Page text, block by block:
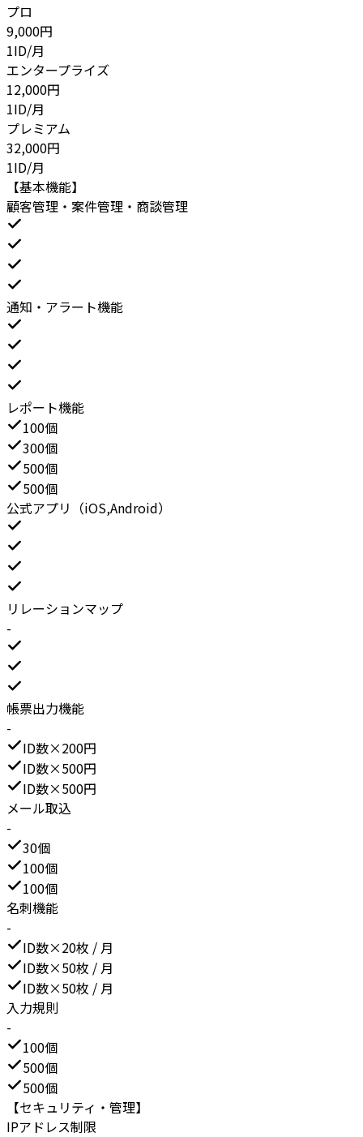
プロ
9,000円
1ID/月
エンタープライズ
12,000円
1ID/月
プレミアム
32,000円
1ID/月
【基本機能】
顧客管理・案件管理・商談管理
通知・アラート機能
レポート機能
100個
300個
500個
500個
公式アプリ（iOS,Android）
リレーションマップ
-
帳票出力機能
-
ID数×200円
ID数×500円
ID数×500円
メール取込
-
30個
100個
100個
名刺機能
-
ID数×20枚 / 月
ID数×50枚 / 月
ID数×50枚 / 月
入力規則
-
100個
500個
500個
【セキュリティ・管理】
IPアドレス制限